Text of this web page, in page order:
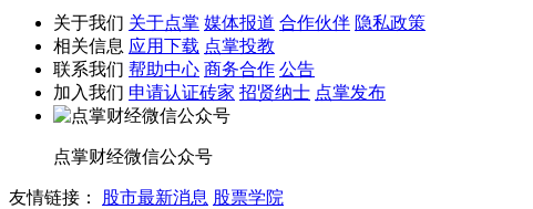
关于我们 关于点掌 媒体报道 合作伙伴 隐私政策
相关信息 应用下载 点掌投教
联系我们 帮助中心 商务合作 公告
加入我们 申请认证砖家 招贤纳士 点掌发布
点掌财经微信公众号
友情链接： 股市最新消息 股票学院